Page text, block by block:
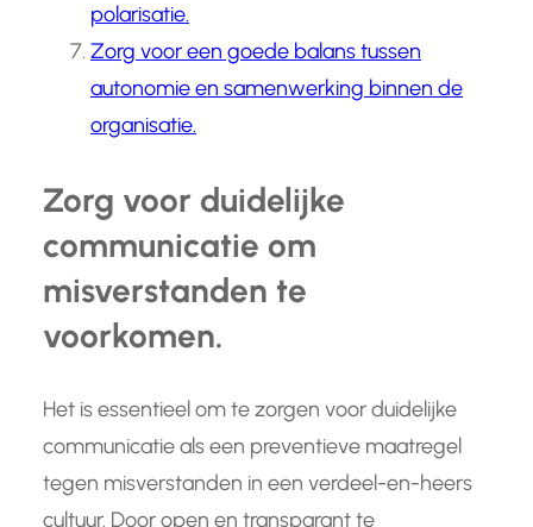
polarisatie.
Zorg voor een goede balans tussen
autonomie en samenwerking binnen de
organisatie.
Zorg voor duidelijke
communicatie om
misverstanden te
voorkomen.
Het is essentieel om te zorgen voor duidelijke
communicatie als een preventieve maatregel
tegen misverstanden in een verdeel-en-heers
cultuur. Door open en transparant te